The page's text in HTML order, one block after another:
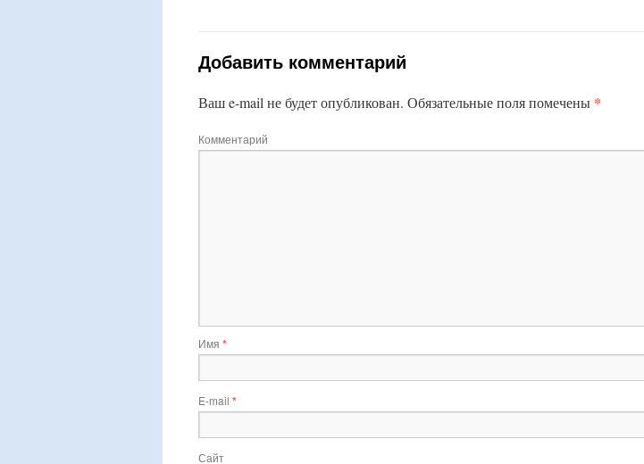
Добавить комментарий
Ваш e-mail не будет опубликован. Обязательные поля помечены *
Комментарий
Имя *
E-mail *
Сайт